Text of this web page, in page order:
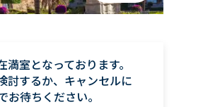
室となっております。
討するか、キャンセルに
お待ちください。